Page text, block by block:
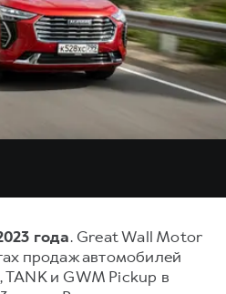
от 3 499 000 ₽
от 3 599 000 ₽
КЛИЕНТАМ
дороге»
обслуживания
года. Great Wall Motor
продаж автомобилей
и GWM Pickup в